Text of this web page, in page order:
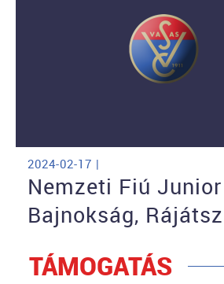
2024-02-17 |
Nemzeti Fiú Junior
Bajnokság,
TÁMOGATÁS